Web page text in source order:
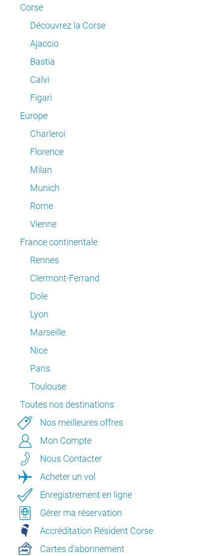
Corse
Découvrez la Corse
Ajaccio
Bastia
Calvi
Figari
Europe
Charleroi
Florence
Milan
Munich
Rome
Vienne
France continentale
Rennes
Clermont-Ferrand
Dole
Lyon
Marseille
Nice
Paris
Toulouse
Toutes nos destinations
Nos meilleures offres
Mon Compte
Nous Contacter
Acheter un vol
Enregistrement en ligne
Gérer ma réservation
Accréditation Résident Corse
Cartes d'abonnement